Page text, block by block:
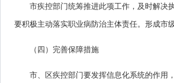
市疾控部门统筹推进此项工作，及时解决
要积极主动落实职业病防治主体责任。形成市
（四）完善保障措施
市、区疾控部门要发挥信息化系统的作用